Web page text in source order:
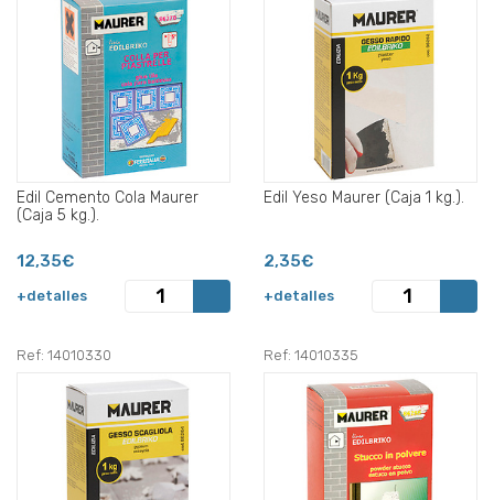
Edil Cemento Cola Maurer
(Caja 5 kg.).
12,35€
+detalles
Edil Yeso Maurer (Caja 1 kg.).
2,35€
+detalles
Ref: 14010330 Ref: 14010335